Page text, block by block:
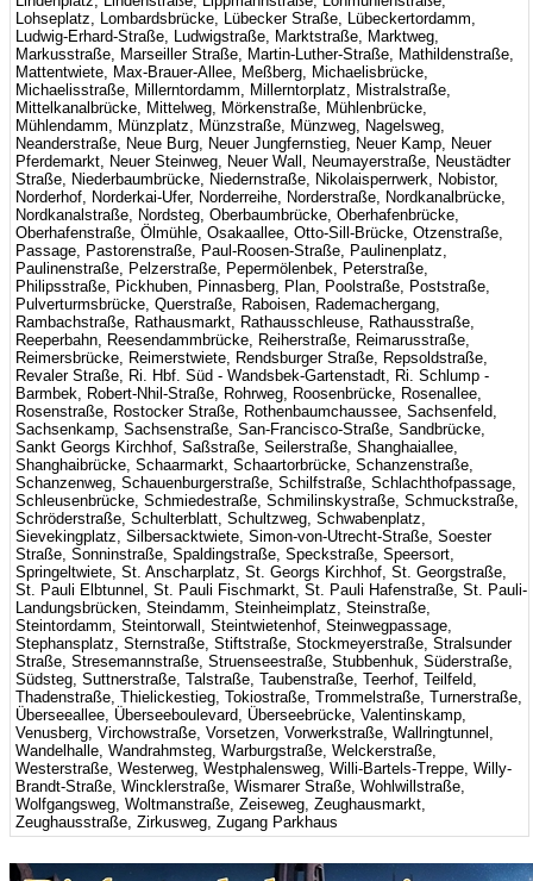
Lohseplatz, Lombardsbrücke, Lübecker Straße, Lübeckertordamm,
Ludwig-Erhard-Straße, Ludwigstraße, Marktstraße, Marktweg,
Markusstraße, Marseiller Straße, Martin-Luther-Straße, Mathildenstraße,
Mattentwiete, Max-Brauer-Allee, Meßberg, Michaelisbrücke,
Michaelisstraße, Millerntordamm, Millerntorplatz, Mistralstraße,
Mittelkanalbrücke, Mittelweg, Mörkenstraße, Mühlenbrücke,
Mühlendamm, Münzplatz, Münzstraße, Münzweg, Nagelsweg,
Neanderstraße, Neue Burg, Neuer Jungfernstieg, Neuer Kamp, Neuer
Pferdemarkt, Neuer Steinweg, Neuer Wall, Neumayerstraße, Neustädter
Straße, Niederbaumbrücke, Niedernstraße, Nikolaisperrwerk, Nobistor,
Norderhof, Norderkai-Ufer, Norderreihe, Norderstraße, Nordkanalbrücke,
Nordkanalstraße, Nordsteg, Oberbaumbrücke, Oberhafenbrücke,
Oberhafenstraße, Ölmühle, Osakaallee, Otto-Sill-Brücke, Otzenstraße,
Passage, Pastorenstraße, Paul-Roosen-Straße, Paulinenplatz,
Paulinenstraße, Pelzerstraße, Pepermölenbek, Peterstraße,
Philipsstraße, Pickhuben, Pinnasberg, Plan, Poolstraße, Poststraße,
Pulverturmsbrücke, Querstraße, Raboisen, Rademachergang,
Rambachstraße, Rathausmarkt, Rathausschleuse, Rathausstraße,
Reeperbahn, Reesendammbrücke, Reiherstraße, Reimarusstraße,
Reimersbrücke, Reimerstwiete, Rendsburger Straße, Repsoldstraße,
Revaler Straße, Ri. Hbf. Süd - Wandsbek-Gartenstadt, Ri. Schlump -
Barmbek, Robert-Nhil-Straße, Rohrweg, Roosenbrücke, Rosenallee,
Rosenstraße, Rostocker Straße, Rothenbaumchaussee, Sachsenfeld,
Sachsenkamp, Sachsenstraße, San-Francisco-Straße, Sandbrücke,
Sankt Georgs Kirchhof, Saßstraße, Seilerstraße, Shanghaiallee,
Shanghaibrücke, Schaarmarkt, Schaartorbrücke, Schanzenstraße,
Schanzenweg, Schauenburgerstraße, Schilfstraße, Schlachthofpassage,
Schleusenbrücke, Schmiedestraße, Schmilinskystraße, Schmuckstraße,
Schröderstraße, Schulterblatt, Schultzweg, Schwabenplatz,
Sievekingplatz, Silbersacktwiete, Simon-von-Utrecht-Straße, Soester
Straße, Sonninstraße, Spaldingstraße, Speckstraße, Speersort,
Springeltwiete, St. Anscharplatz, St. Georgs Kirchhof, St. Georgstraße,
St. Pauli Elbtunnel, St. Pauli Fischmarkt, St. Pauli Hafenstraße, St. Pauli-
Landungsbrücken, Steindamm, Steinheimplatz, Steinstraße,
Steintordamm, Steintorwall, Steintwietenhof, Steinwegpassage,
Stephansplatz, Sternstraße, Stiftstraße, Stockmeyerstraße, Stralsunder
Straße, Stresemannstraße, Struenseestraße, Stubbenhuk, Süderstraße,
Südsteg, Suttnerstraße, Talstraße, Taubenstraße, Teerhof, Teilfeld,
Thadenstraße, Thielickestieg, Tokiostraße, Trommelstraße, Turnerstraße,
Überseeallee, Überseeboulevard, Überseebrücke, Valentinskamp,
Venusberg, Virchowstraße, Vorsetzen, Vorwerkstraße, Wallringtunnel,
Wandelhalle, Wandrahmsteg, Warburgstraße, Welckerstraße,
Westerstraße, Westerweg, Westphalensweg, Willi-Bartels-Treppe, Willy-
Brandt-Straße, Wincklerstraße, Wismarer Straße, Wohlwillstraße,
Wolfgangsweg, Woltmanstraße, Zeiseweg, Zeughausmarkt,
Zeughausstraße, Zirkusweg, Zugang Parkhaus